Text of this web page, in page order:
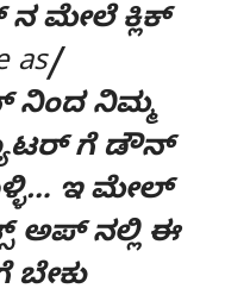
ನ ಮೇಲೆ ಕ್ಲಿಕ್
as/
ನಿಂದ ನಿಮ್ಮ
ಗೆ ಡೌನ್
ಇ ಮೇಲ್
ಅಪ್ ನಲ್ಲಿ ಈ
ಬೇಕು